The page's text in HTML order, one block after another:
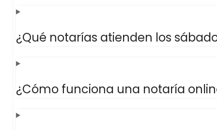
¿Qué notarías atienden los
¿Cómo funciona una notaría